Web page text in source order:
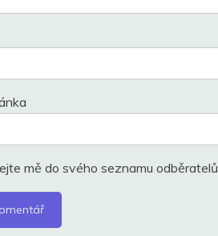
mě do svého seznamu odběratelů